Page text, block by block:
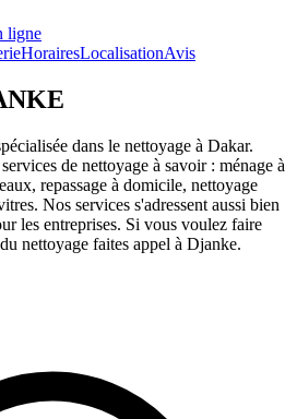
ligne
HorairesLocalisationAvis
dans le nettoyage à Dakar.
de nettoyage à savoir : ménage à
repassage à domicile, nettoyage
Nos services s'adressent aussi bien
les entreprises. Si vous voulez faire
nettoyage faites appel à Djanke.